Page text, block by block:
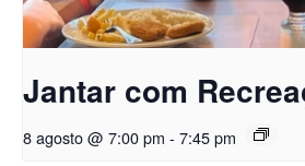
Jantar com
8 agosto @ 7:00 pm - 7:45 pm